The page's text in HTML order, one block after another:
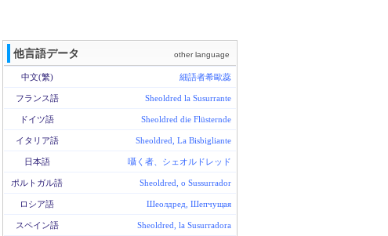
他言語データ other language
中文(繁) 細語者希歐蕊
フランス語 Sheoldred la Susurrante
ドイツ語 Sheoldred die Flüsternde
イタリア語 Sheoldred, La Bisbigliante
日本語 囁く者、シェオルドレッド
ポルトガル語 Sheoldred, o Sussurrador
ロシア語 Шеолдред, Шепчущая
スペイン語 Sheoldred, la Susurradora